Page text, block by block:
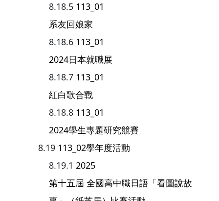
113_01
系友回娘家
113_01
2024日本就職展
113_01
紅白歌合戰
113_01
2024學生專題研究競賽
113_02學年度活動
2025
第十五屆 全國高中職日語「看圖說故